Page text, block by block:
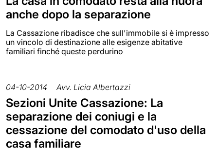
anche dopo la separazione
La Cassazione ribadisce che sull'immobile si è impresso
un vincolo di destinazione alle esigenze abitative
familiari finché queste perdurino
04-10-2014 Avv. Licia Albertazzi
Sezioni Unite Cassazione: La
separazione dei coniugi e la
cessazione del comodato d'uso della
casa familiare